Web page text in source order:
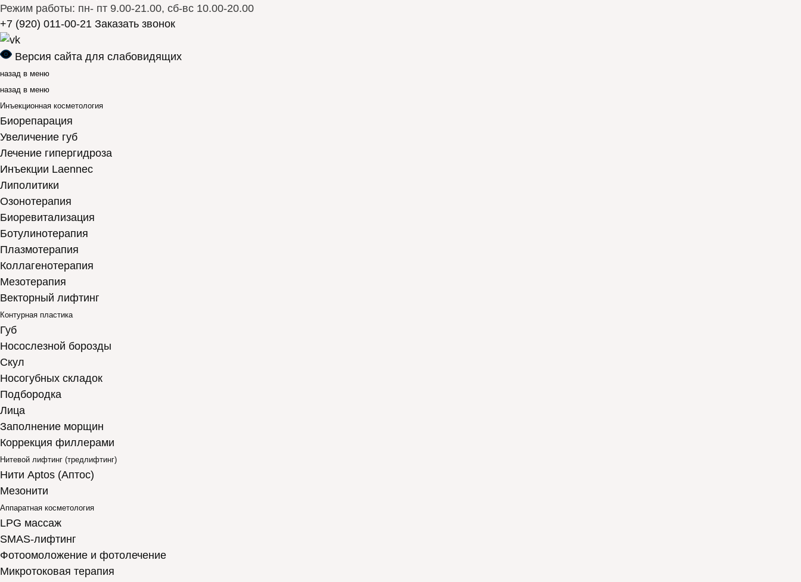
Режим работы: пн- пт 9.00-21.00, сб-вс 10.00-20.00
+7 (920) 011-00-21 Заказать звонок
Версия сайта для слабовидящих
назад в меню
назад в меню
Инъекционная косметология
Биорепарация
Увеличение губ
Лечение гипергидроза
Инъекции Laennec
Липолитики
Озонотерапия
Биоревитализация
Ботулинотерапия
Плазмотерапия
Коллагенотерапия
Мезотерапия
Векторный лифтинг
Контурная пластика
Губ
Носослезной борозды
Скул
Носогубных складок
Подбородка
Лица
Заполнение морщин
Коррекция филлерами
Нитевой лифтинг (тредлифтинг)
Нити Aptos (Аптос)
Мезонити
Аппаратная косметология
LPG массаж
SMAS-лифтинг
Фотоомоложение и фотолечение
Микротоковая терапия